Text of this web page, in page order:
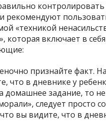
контролировать
рекомендуют
«техникой
которая включает в
признайте факт.
что в дневнике у
домашнее задание, то
следует просто
вы видите, что в